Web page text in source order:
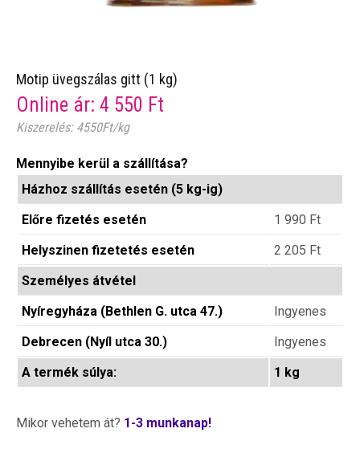
Motip üvegszálas gitt (1 kg)
Online ár: 4 550 Ft
Kiszerelés: 4550Ft/kg
Mennyibe kerül a szállítása?
Házhoz szállítás esetén (5 kg-ig)
Előre fizetés esetén
1 990 Ft
Helyszinen fizetetés esetén
2 205 Ft
Személyes átvétel
Nyíregyháza (Bethlen G. utca 47.)
Ingyenes
Debrecen (Nyíl utca 30.)
Ingyenes
A termék súlya:
1 kg
Mikor vehetem át? 1-3 munkanap!